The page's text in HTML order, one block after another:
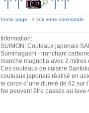
home page » voir votre commande
Information:
SUIMON: Couteaux japonais
Suminagashi - tranchant
manche magnolia avec 2 mitres
Ces couteaux de cuisine
couteaux japonais réalisé en
le corps d´une dureté de 62 sur
Ne peuvent être passés au